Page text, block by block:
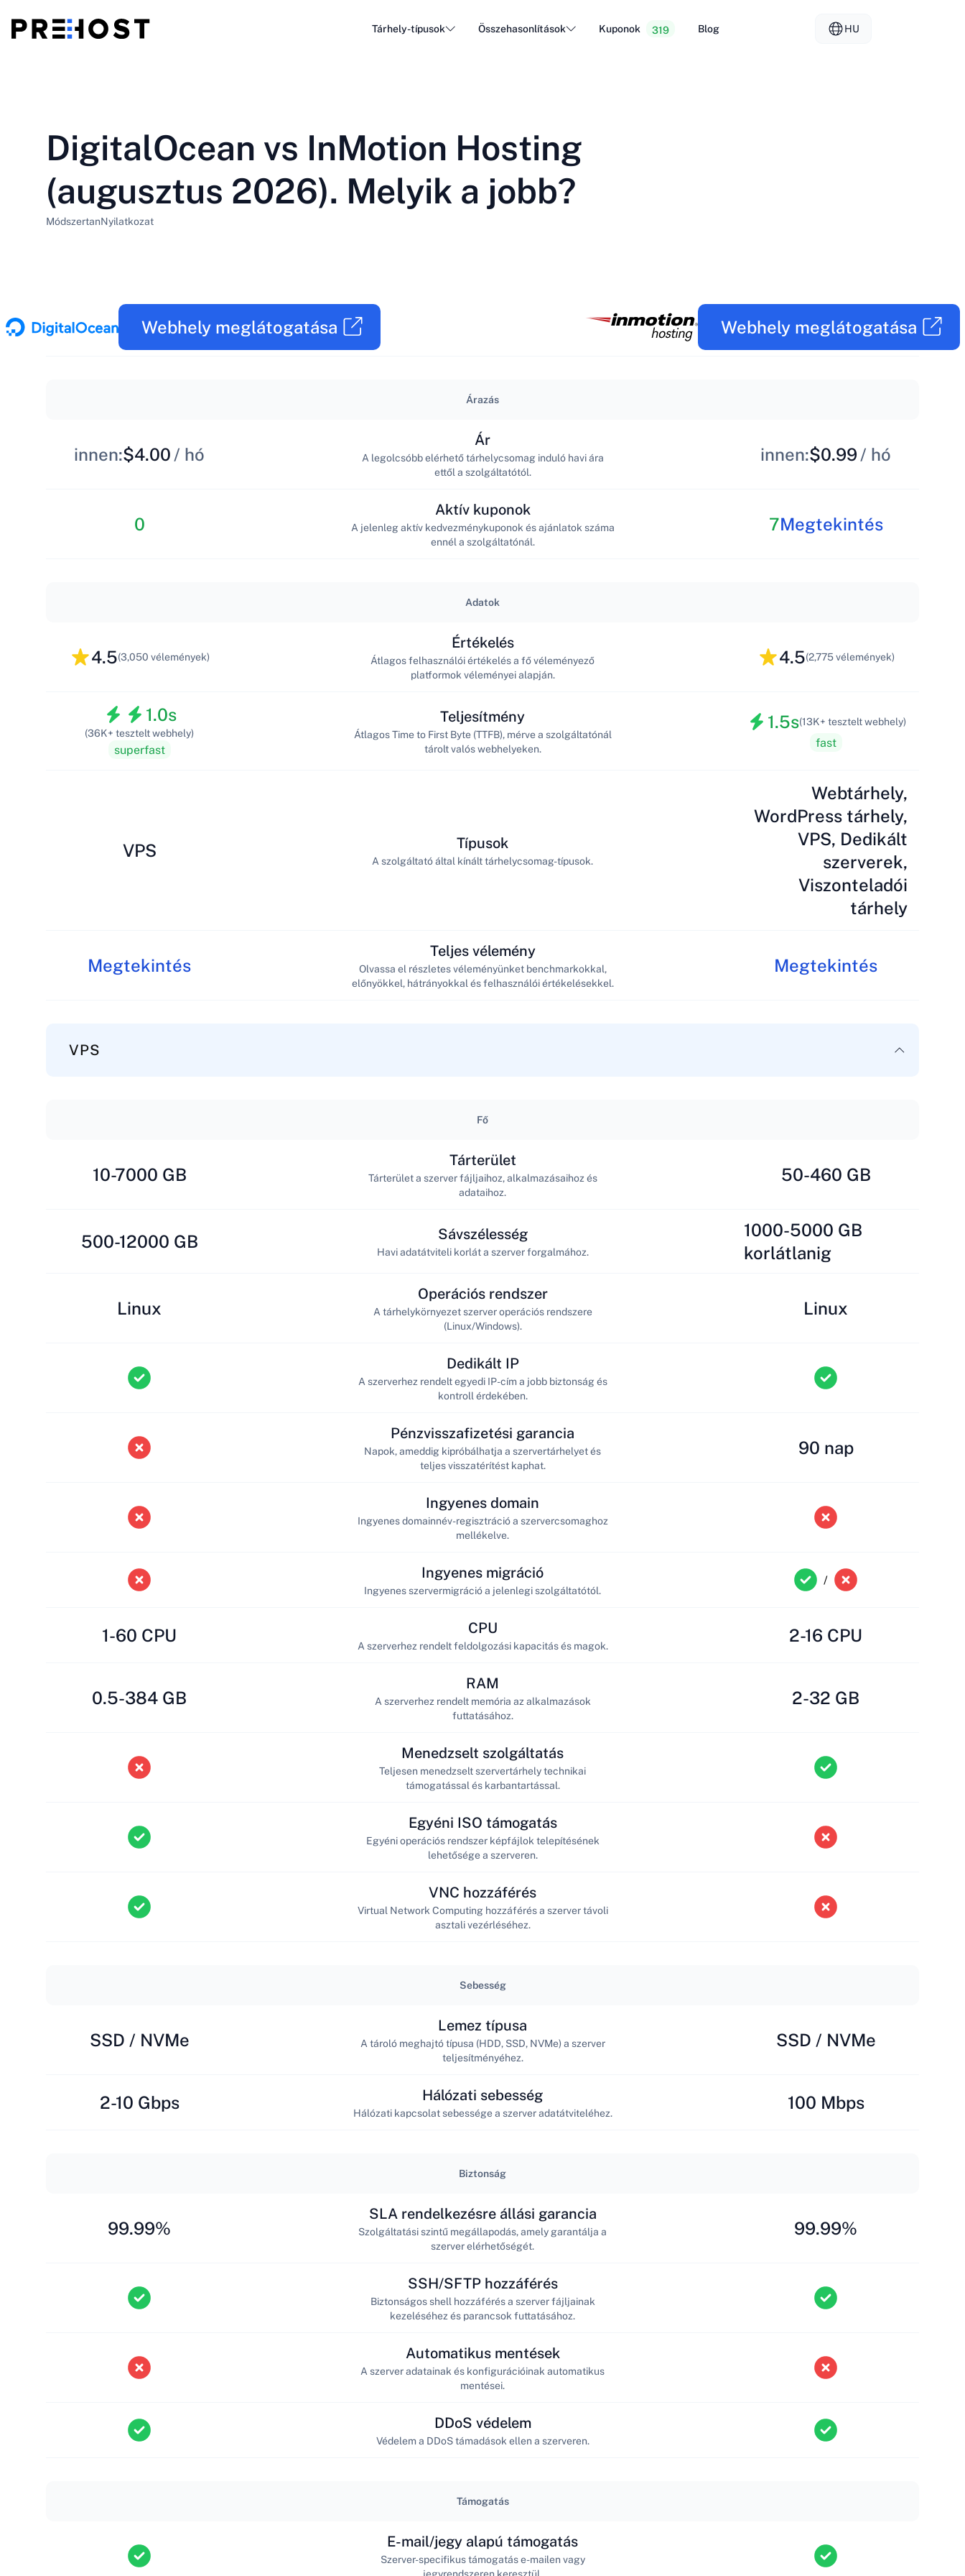
Tárhely-típusok Összehasonlítások Kuponok 319 Blog HU
EN - English
HU - Magyar
LT - Lietuvių LV - Latviešu NL - Nederlands
DigitalOcean vs InMotion Hosting
(augusztus 2026). Melyik a jobb?
MódszertanNyilatkozat
Webhely meglátogatása Webhely meglátogatása
Árazás
innen:$4.00 / hó
Ár
A legolcsóbb elérhető tárhelycsomag induló havi ára
ettől a szolgáltatótól.
innen:$0.99 / hó
0
Aktív kuponok
A jelenleg aktív kedvezménykuponok és ajánlatok száma
ennél a szolgáltatónál.
7Megtekintés
Adatok
4.5(3,050 vélemények)
Értékelés
Átlagos felhasználói értékelés a fő véleményező
platformok véleményei alapján.
4.5(2,775 vélemények)
1.0s
(36K+ tesztelt webhely)
superfast
Teljesítmény
Átlagos Time to First Byte (TTFB), mérve a szolgáltatónál
tárolt valós webhelyeken.
1.5s(13K+ tesztelt webhely)
fast
VPS Típusok
A szolgáltató által kínált tárhelycsomag-típusok.
Webtárhely,
WordPress tárhely,
VPS, Dedikált
szerverek,
Viszonteladói
tárhely
Megtekintés
Teljes vélemény
Olvassa el részletes véleményünket benchmarkokkal,
előnyökkel, hátrányokkal és felhasználói értékelésekkel.
Megtekintés
VPS
Fő
10-7000 GB
Tárterület
Tárterület a szerver fájljaihoz, alkalmazásaihoz és
adataihoz.
50-460 GB
500-12000 GB Sávszélesség
Havi adatátviteli korlát a szerver forgalmához.
1000-5000 GB
korlátlanig
Linux
Operációs rendszer
A tárhelykörnyezet szerver operációs rendszere
(Linux/Windows).
Linux
Dedikált IP
A szerverhez rendelt egyedi IP-cím a jobb biztonság és
kontroll érdekében.
Pénzvisszafizetési garancia
Napok, ameddig kipróbálhatja a szervertárhelyet és
teljes visszatérítést kaphat.
90 nap
Ingyenes domain
Ingyenes domainnév-regisztráció a szervercsomaghoz
mellékelve.
Ingyenes migráció
Ingyenes szervermigráció a jelenlegi szolgáltatótól.
/
1-60 CPU CPU
A szerverhez rendelt feldolgozási kapacitás és magok.
2-16 CPU
0.5-384 GB
RAM
A szerverhez rendelt memória az alkalmazások
futtatásához.
2-32 GB
Menedzselt szolgáltatás
Teljesen menedzselt szervertárhely technikai
támogatással és karbantartással.
Egyéni ISO támogatás
Egyéni operációs rendszer képfájlok telepítésének
lehetősége a szerveren.
VNC hozzáférés
Virtual Network Computing hozzáférés a szerver távoli
asztali vezérléséhez.
Sebesség
SSD / NVMe
Lemez típusa
A tároló meghajtó típusa (HDD, SSD, NVMe) a szerver
teljesítményéhez.
SSD / NVMe
2-10 Gbps Hálózati sebesség
Hálózati kapcsolat sebessége a szerver adatátviteléhez.
100 Mbps
Biztonság
99.99%
SLA rendelkezésre állási garancia
Szolgáltatási szintű megállapodás, amely garantálja a
szerver elérhetőségét.
99.99%
SSH/SFTP hozzáférés
Biztonságos shell hozzáférés a szerver fájljainak
kezeléséhez és parancsok futtatásához.
Automatikus mentések
A szerver adatainak és konfigurációinak automatikus
mentései.
DDoS védelem
Védelem a DDoS támadások ellen a szerveren.
Támogatás
E-mail/jegy alapú támogatás
Szerver-specifikus támogatás e-mailen vagy
jegyrendszeren keresztül.